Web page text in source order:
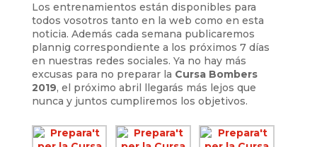
Los entrenamientos están disponibles para
todos vosotros tanto en la web como en esta
noticia. Además cada semana publicaremos
plannig correspondiente a los próximos 7 días
en nuestras redes sociales. Ya no hay más
excusas para no preparar la Cursa Bombers
2019, el próximo abril llegarás más lejos que
nunca y juntos cumpliremos los objetivos.